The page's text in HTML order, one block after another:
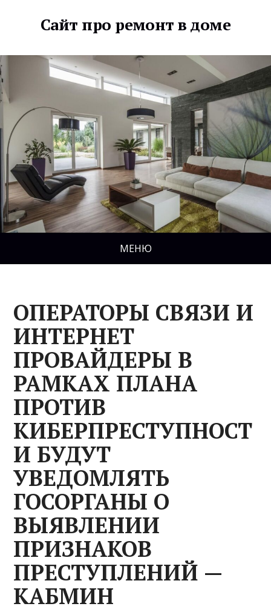
Сайт про ремонт в доме
МЕНЮ
ОПЕРАТОРЫ СВЯЗИ И
ИНТЕРНЕТ
ПРОВАЙДЕРЫ В
РАМКАХ ПЛАНА
ПРОТИВ
КИБЕРПРЕСТУПНОСТ
И БУДУТ
УВЕДОМЛЯТЬ
ГОСОРГАНЫ О
ВЫЯВЛЕНИИ
ПРИЗНАКОВ
ПРЕСТУПЛЕНИЙ —
КАБМИН